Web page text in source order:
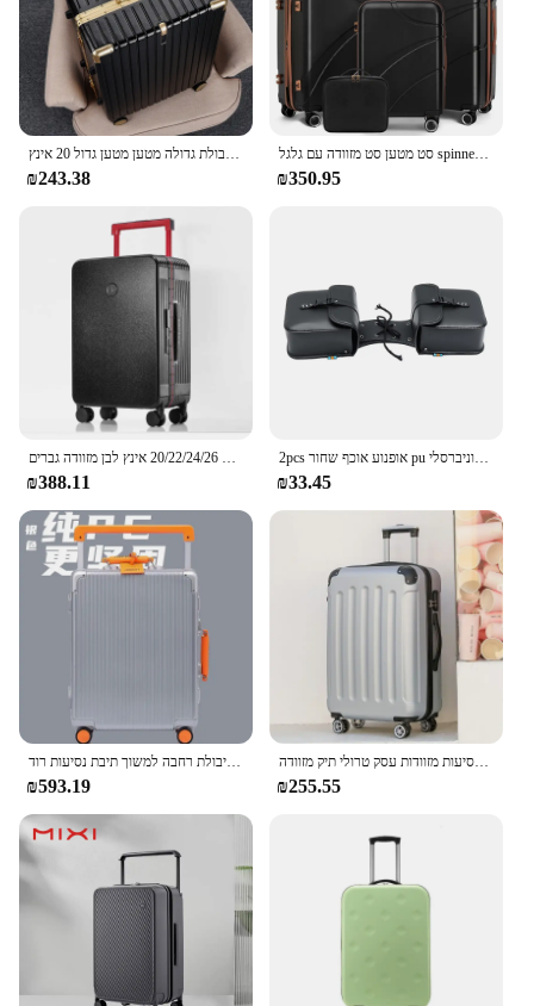
exceeding weight limits. The durable zippers and
sturdy handles guarantee that your belongings are
secure, no matter where your travels take you.
Whether you're a frequent traveler or looking for a
set to sell, this LUGGAGE SET BLACKBROWN is a
smart investment that combines style, durability,
and practicality.
מטען אופנה חדש 28 אינץ 'קיבולת גדולה מטען מטען גדול 20 אינץ
₪243.38
סט מטען סט מזוודה עם גלגל spinner, סט מטען פגז עם מנעול tsa, סט מטען נסיעה להרחבה, לבן
₪350.95
מזוודה מסגרת אלומיניום יפנית המזוודה של נשים 20/22/24/26 אינץ לבן מזוודה גברים tsa במקרה סיסמא tsa tsa
₪388.11
2pcs אופנוע אוכף שחור pu עור צד כלי מטען אחסון תיק אוניברסלי
₪33.45
חם! נשים חדשות באיכות גבוהה מתגלגל מטען אלומיניום מסגרת מזוודה גברים 20 24 26 28 אינץ גדול קיבולת רחבה למשוך תיבת נסיעות רוד
₪593.19
גבר ואישה חדש נסיעות מזוודות עסק טרולי תיק מזוודה spinner עלייה 20/22/24/26/28 אינץ 'גלגל אוניברסלי
₪255.55